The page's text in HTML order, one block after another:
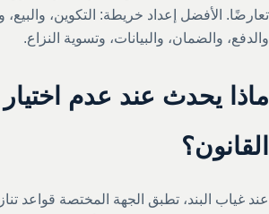
تعارضًا. الأفضل إعداد خريطة: التكوين، والبيع،
والدفع، والضمان، والبيانات، وتسوية النزاع.
ماذا يحدث عند عدم اختيار
القانون؟
عند غياب البند، تطبق الجهة المختصة قواعد